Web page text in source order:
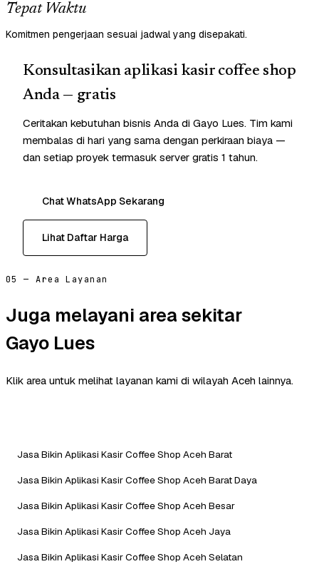
Tepat Waktu
Komitmen pengerjaan sesuai jadwal yang disepakati.
Konsultasikan aplikasi kasir coffee shop
Anda — gratis
Ceritakan kebutuhan bisnis Anda di Gayo Lues. Tim kami
membalas di hari yang sama dengan perkiraan biaya —
dan setiap proyek termasuk server gratis 1 tahun.
Chat WhatsApp Sekarang
Lihat Daftar Harga
05 — Area Layanan
Juga melayani area sekitar
Gayo Lues
Klik area untuk melihat layanan kami di wilayah Aceh lainnya.
Jasa Bikin Aplikasi Kasir Coffee Shop Aceh Barat
Jasa Bikin Aplikasi Kasir Coffee Shop Aceh Barat Daya
Jasa Bikin Aplikasi Kasir Coffee Shop Aceh Besar
Jasa Bikin Aplikasi Kasir Coffee Shop Aceh Jaya
Jasa Bikin Aplikasi Kasir Coffee Shop Aceh Selatan